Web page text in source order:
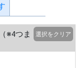
※4つま
選択をクリア